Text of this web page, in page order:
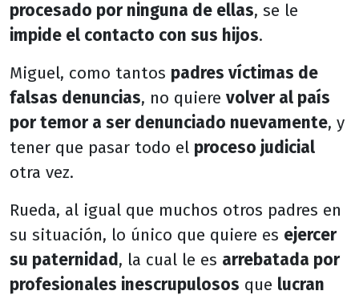
procesado por ninguna de ellas, se le
impide el contacto con sus hijos.
Miguel, como tantos padres víctimas de
falsas denuncias, no quiere volver al país
por temor a ser denunciado nuevamente, y
tener que pasar todo el proceso judicial
otra vez.
Rueda, al igual que muchos otros padres en
su situación, lo único que quiere es ejercer
su paternidad, la cual le es arrebatada por
profesionales inescrupulosos que lucran